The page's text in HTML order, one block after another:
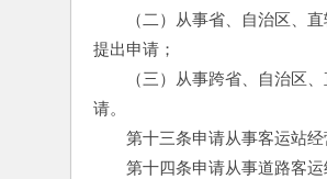
（二）从事省、自治区、直
提出申请；
（三）从事跨省、自治区、
请。
第十三条申请从事客运站经
第十四条申请从事道路客运